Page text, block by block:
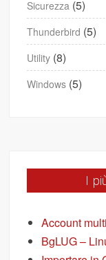
Sicurezza (5)
Thunderbird (5)
Utility (8)
Windows (5)
I
Account
BgLUG –